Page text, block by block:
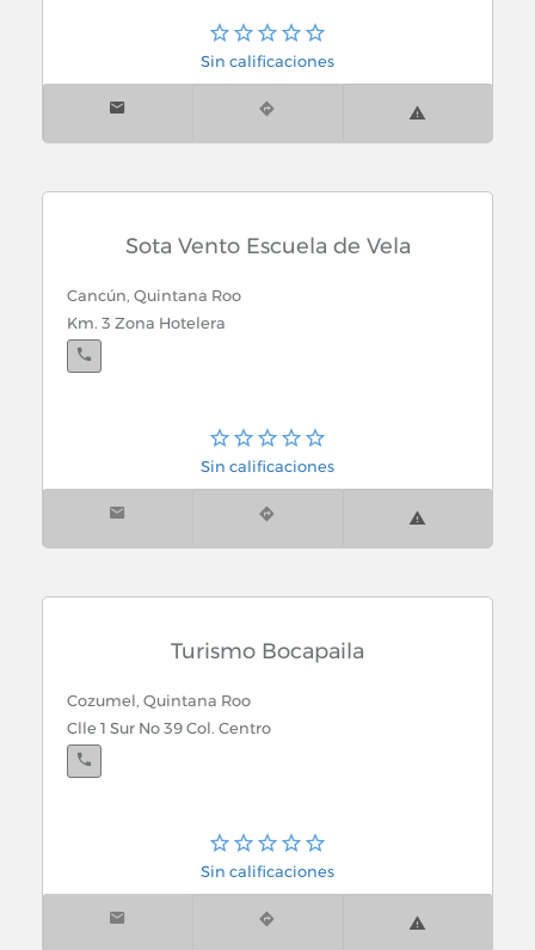
Sin calificaciones
Sota Vento Escuela de Vela
Cancún, Quintana Roo
Km. 3 Zona Hotelera
Sin calificaciones
Turismo Bocapaila
Cozumel, Quintana Roo
Clle 1 Sur No 39 Col. Centro
Sin calificaciones